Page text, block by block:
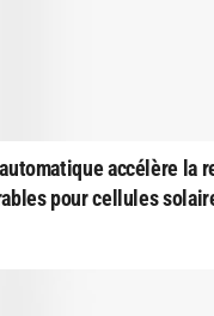
accélère la
pour cellules